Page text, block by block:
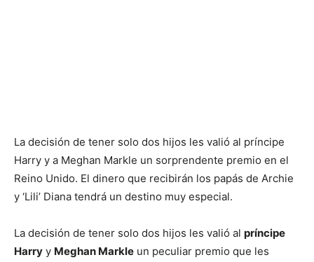
La decisión de tener solo dos hijos les valió al príncipe
Harry y a Meghan Markle un sorprendente premio en el
Reino Unido. El dinero que recibirán los papás de Archie
y ‘Lili’ Diana tendrá un destino muy especial.
La decisión de tener solo dos hijos les valió al príncipe
Harry y Meghan Markle un peculiar premio que les